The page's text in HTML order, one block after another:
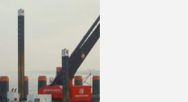
dans le 6e
Pont
800 …
plus